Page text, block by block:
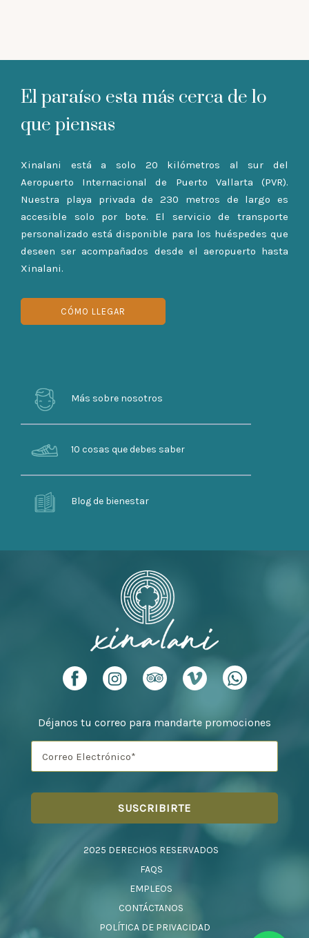
El paraíso esta más cerca de lo
que piensas
Xinalani está a solo 20 kilómetros al sur del
Aeropuerto Internacional de Puerto Vallarta (PVR).
Nuestra playa privada de 230 metros de largo es
accesible solo por bote. El servicio de transporte
personalizado está disponible para los huéspedes que
deseen ser acompañados desde el aeropuerto hasta
Xinalani.
CÓMO LLEGAR
Más sobre nosotros
10 cosas que debes saber
Blog de bienestar
Déjanos tu correo para mandarte promociones
2025 DERECHOS RESERVADOS
FAQS
EMPLEOS
CONTÁCTANOS
POLÍTICA DE PRIVACIDAD